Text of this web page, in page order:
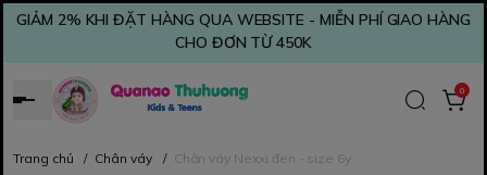
GIẢM 2% KHI ĐẶT HÀNG QUA WEBSITE - MIỄN PHÍ GIAO HÀNG
CHO ĐƠN TỪ 450K
0
Trang chủ / Chân váy / Chân váy Nexxi đen - size 6y